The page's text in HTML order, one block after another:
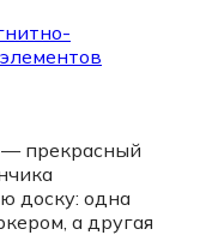
— прекрасный
доску: одна
а другая